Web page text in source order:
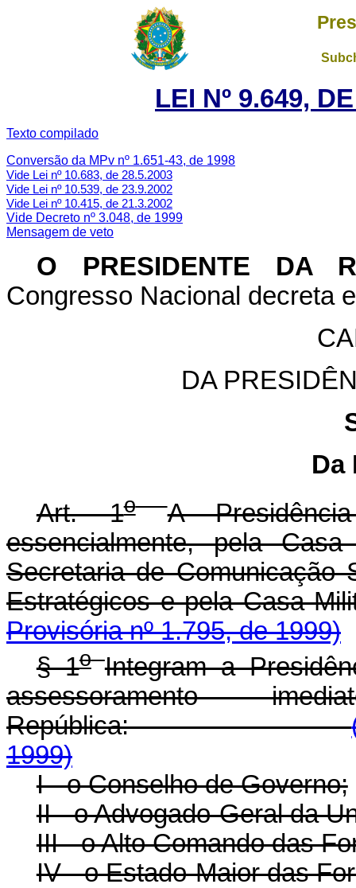
LEI Nº 9.649,
Texto compilado
Conversão da MPv nº 1.651-43, de 1998
Vide Lei nº 10.683, de 28.5.2003
Vide Lei nº 10.539, de 23.9.2002
Vide Lei nº 10.415, de 21.3.2002
Vide Decreto nº 3.048, de 1999
Mensagem de veto
O PRESIDENTE DA
Congresso Nacional decreta
DA
Da
Art. 1o
A
essencialmente, pela
Secretaria de Comunicação
Estratégicos e
Provisória nº 1.795, de 1999)
§ 1o Integram a
assessoramento
República:
1999)
I - o Conselho de Governo;
II - o Advogado-Geral da
III - o Alto Comando das
IV - o Estado-Maior das